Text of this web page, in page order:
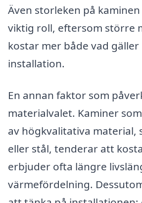
Även storleken på
viktig roll, eftersom större
kostar mer både vad gäller
installation.
En annan faktor som
materialvalet. Kaminer
av högkvalitativa material,
eller stål, tenderar att
erbjuder ofta längre
värmefördelning.